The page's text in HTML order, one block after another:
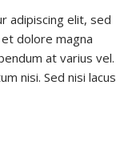
adipiscing elit, sed
dolore magna
at varius vel.
nisi. Sed nisi lacus